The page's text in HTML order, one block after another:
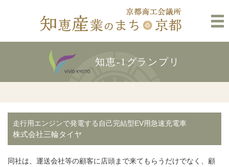
知恵-1グランプリ
走行用エンジンで発電する自己完結型EV用急速充電車
株式会社三輪タイヤ
同社は、運送会社等の顧客に店頭まで来てもらうだけでなく、顧